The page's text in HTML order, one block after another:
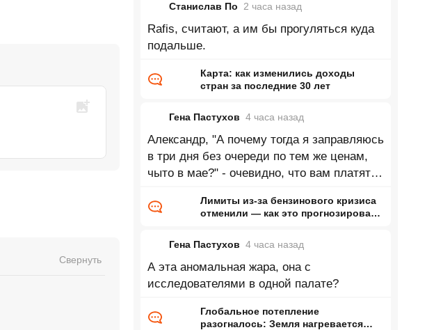
Свернуть
Станислав По 2 часа назад
Rafis, считают, а им бы прогуляться куда
подальше.
Карта: как изменились доходы
стран за последние 30 лет
Гена Пастухов 4 часа назад
Александр, "А почему тогда я заправляюсь
в три дня без очереди по тем же ценам,
чыто в мае?" - очевидно, что вам платят
Лимиты из-за бензинового кризиса
отменили — как это прогнозировал
Гена Пастухов 4 часа назад
А эта аномальная жара, она с
исследователями в одной палате?
Глобальное потепление
разогналось: Земля нагревается